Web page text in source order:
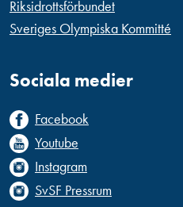
Riksidrottsförbundet
Sveriges Olympiska Kommitté
Sociala medier
Facebook
Youtube
Instagram
SvSF Pressrum